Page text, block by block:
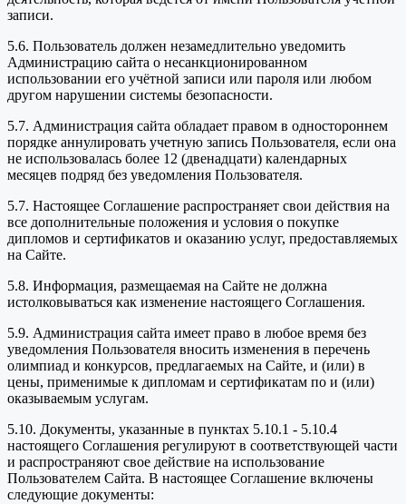
записи.
5.6. Пользователь должен незамедлительно уведомить
Администрацию сайта о несанкционированном
использовании его учётной записи или пароля или любом
другом нарушении системы безопасности.
5.7. Администрация сайта обладает правом в одностороннем
порядке аннулировать учетную запись Пользователя, если она
не использовалась более 12 (двенадцати) календарных
месяцев подряд без уведомления Пользователя.
5.7. Настоящее Соглашение распространяет свои действия на
все дополнительные положения и условия о покупке
дипломов и сертификатов и оказанию услуг, предоставляемых
на Сайте.
5.8. Информация, размещаемая на Сайте не должна
истолковываться как изменение настоящего Соглашения.
5.9. Администрация сайта имеет право в любое время без
уведомления Пользователя вносить изменения в перечень
олимпиад и конкурсов, предлагаемых на Сайте, и (или) в
цены, применимые к дипломам и сертификатам по и (или)
оказываемым услугам.
5.10. Документы, указанные в пунктах 5.10.1 - 5.10.4
настоящего Соглашения регулируют в соответствующей части
и распространяют свое действие на использование
Пользователем Сайта. В настоящее Соглашение включены
следующие документы: